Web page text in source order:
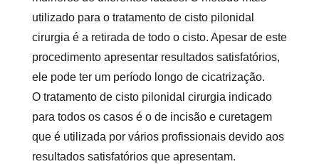
utilizado para o tratamento de cisto pilonidal
cirurgia é a retirada de todo o cisto. Apesar de este
procedimento apresentar resultados satisfatórios,
ele pode ter um período longo de cicatrização.
O tratamento de cisto pilonidal cirurgia indicado
para todos os casos é o de incisão e curetagem
que é utilizada por vários profissionais devido aos
resultados satisfatórios que apresentam.